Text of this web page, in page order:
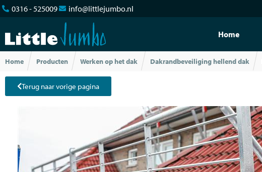
0316 - 525009 info@littlejumbo.nl
Home
Home Producten Werken op het dak Dakrandbeveiliging hellend dak
Terug naar vorige pagina